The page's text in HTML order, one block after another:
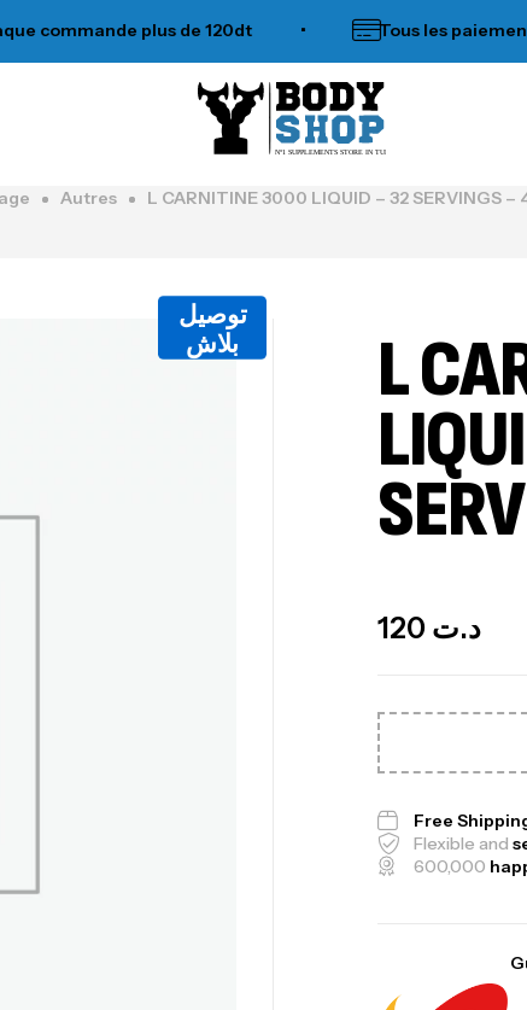
plus de 120dt • Tous les paiements
N°1 SUPPLEMENTS STORE IN TUNISIA
Autres L CARNITINE 3000 LIQUID – 32 SERVINGS –
توصيل
بلاش
L
د.ت 120
Free
Flexible and
600,000